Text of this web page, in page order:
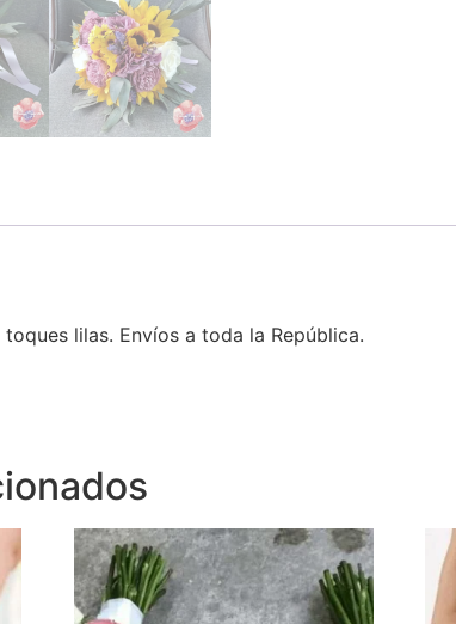
lilas. Envíos a toda la República.